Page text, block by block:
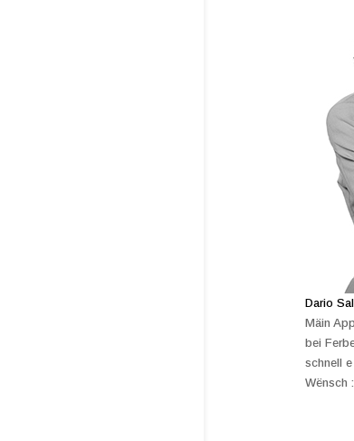
Dario
Mäin
bei
schnell
Wënsch